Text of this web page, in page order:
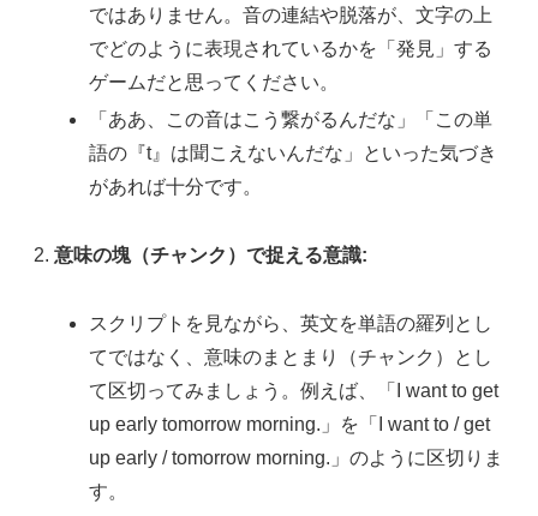
ではありません。音の連結や脱落が、文字の上
でどのように表現されているかを「発見」する
ゲームだと思ってください。
「ああ、この音はこう繋がるんだな」「この単
語の『t』は聞こえないんだな」といった気づき
があれば十分です。
意味の塊（チャンク）で捉える意識:
スクリプトを見ながら、英文を単語の羅列とし
てではなく、意味のまとまり（チャンク）とし
て区切ってみましょう。例えば、「I want to get
up early tomorrow morning.」を「I want to / get
up early / tomorrow morning.」のように区切りま
す。